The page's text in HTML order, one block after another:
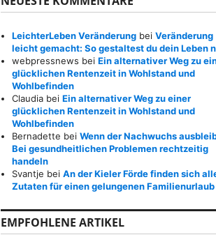
LeichterLeben Veränderung beiVeränderung
leicht gemacht: So gestaltest du dein Leben
webpressnews beiEin alternativer Weg zu
glücklichen Rentenzeit in Wohlstand und
Wohlbefinden
Claudia beiEin alternativer Weg zu einer
glücklichen Rentenzeit in Wohlstand und
Wohlbefinden
Bernadette beiWenn der Nachwuchs
Bei gesundheitlichen Problemen rechtzeitig
handeln
Svantje beiAn der Kieler Förde finden sich
Zutaten für einen gelungenen Familienurlaub
EMPFOHLENE ARTIKEL